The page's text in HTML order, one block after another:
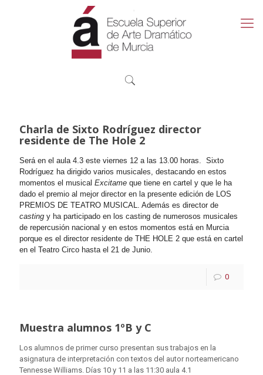
Charla de Sixto Rodríguez director
residente de The Hole 2
Será en el aula 4.3 este viernes 12 a las 13.00 horas. Sixto
Rodríguez ha dirigido varios musicales, destacando en estos
momentos el musical Excitame que tiene en cartel y que le ha
dado el premio al mejor director en la presente edición de LOS
PREMIOS DE TEATRO MUSICAL. Además es director de
casting y ha participado en los casting de numerosos musicales
de repercusión nacional y en estos momentos está en Murcia
porque es el director residente de THE HOLE 2 que está en cartel
en el Teatro Circo hasta el 21 de Junio.
0
Muestra alumnos 1ºB y C
Los alumnos de primer curso presentan sus trabajos en la
asignatura de interpretación con textos del autor norteamericano
Tennesse Williams. Días 10 y 11 a las 11:30 aula 4.1